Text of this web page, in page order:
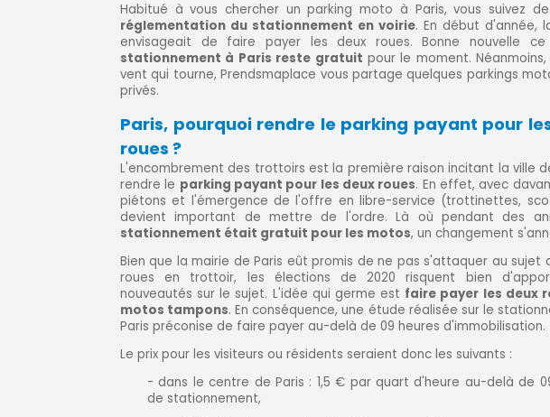
Habitué à vous chercher un parking moto à Paris, vous suivez
réglementation du stationnement en voirie. En début d'année,
envisageait de faire payer les deux roues. Bonne nouvelle
stationnement à Paris reste gratuit pour le moment.
vent qui tourne, Prendsmaplace vous partage quelques parkings
privés.
Paris, pourquoi rendre le parking payant pour
roues ?
L'encombrement des trottoirs est la première raison incitant la ville
rendre le parking payant pour les deux roues. En effet, avec
piétons et l'émergence de l'offre en libre-service (trottinettes,
devient important de mettre de l'ordre. Là où pendant des
stationnement était gratuit pour les motos, un changement
Bien que la mairie de Paris eût promis de ne pas s'attaquer au sujet
roues en trottoir, les élections de 2020 risquent bien
nouveautés sur le sujet. L'idée qui germe est faire payer les deux
motos tampons. En conséquence, une étude réalisée sur le
Paris préconise de faire payer au-delà de 09 heures d'immobilisation.
Le prix pour les visiteurs ou résidents seraient donc les suivants :
- dans le centre de Paris : 1,5 € par quart d'heure au-delà de
de stationnement,